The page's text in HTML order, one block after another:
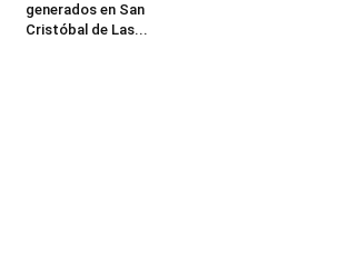
generados en San
Cristóbal de Las...